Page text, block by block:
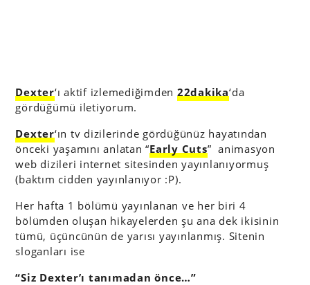
Dexter‘ı aktif izlemediğimden 22dakika‘da
gördüğümü iletiyorum.
Dexter‘ın tv dizilerinde gördüğünüz hayatından
önceki yaşamını anlatan “Early Cuts” animasyon
web dizileri internet sitesinden yayınlanıyormuş
(baktım cidden yayınlanıyor :P).
Her hafta 1 bölümü yayınlanan ve her biri 4
bölümden oluşan hikayelerden şu ana dek ikisinin
tümü, üçüncünün de yarısı yayınlanmış. Sitenin
sloganları ise
“Siz Dexter’ı tanımadan önce…”